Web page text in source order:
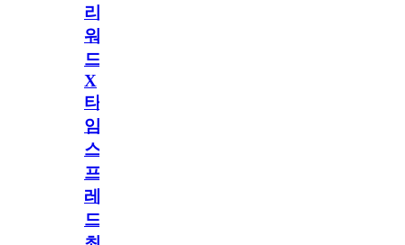
리
워
드
X
타
임
스
프
레
드]